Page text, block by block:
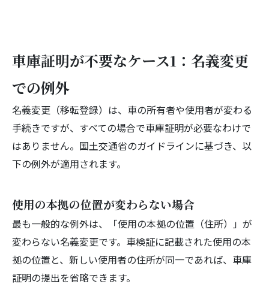
車庫証明が不要なケース1：名義変更
での例外
名義変更（移転登録）は、車の所有者や使用者が変わる
手続きですが、すべての場合で車庫証明が必要なわけで
はありません。国土交通省のガイドラインに基づき、以
下の例外が適用されます。
使用の本拠の位置が変わらない場合
最も一般的な例外は、「使用の本拠の位置（住所）」が
変わらない名義変更です。車検証に記載された使用の本
拠の位置と、新しい使用者の住所が同一であれば、車庫
証明の提出を省略できます。